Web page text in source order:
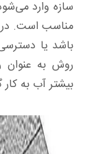
سازه وارد
مناسب است. در
باشد یا
روش به عنوان
بیشتر آب به